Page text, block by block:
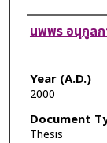
Author
นพพร อนุกูลก
Year (A.D.)
2000
Document
Thesis